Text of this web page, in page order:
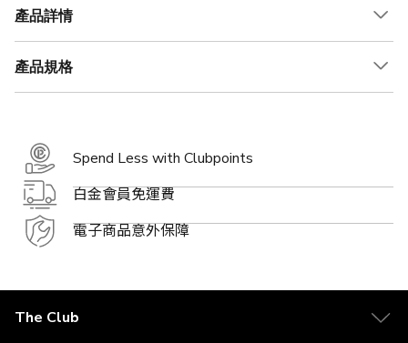
產品詳情
產品規格
Spend Less with Clubpoints
白金會員免運費
電子商品意外保障
The Club